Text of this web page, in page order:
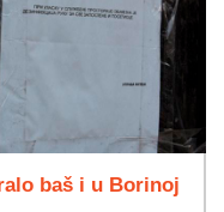
baš i u Borinoj